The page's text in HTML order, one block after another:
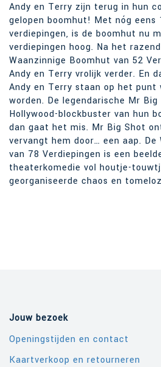
Andy en Terry zijn terug in hun
gelopen boomhut! Met nóg eens
verdiepingen, is de boomhut nu
verdiepingen hoog. Na het
Waanzinnige Boomhut van 52
Andy en Terry vrolijk verder. En
Andy en Terry staan op het punt
worden. De legendarische Mr
Hollywood-blockbuster van hun
dan gaat het mis. Mr Big Shot
vervangt hem door… een aap. De
van 78 Verdiepingen is een
theaterkomedie vol houtje-
georganiseerde chaos en
Jouw bezoek
Openingstijden en contact
Kaartverkoop en retourneren